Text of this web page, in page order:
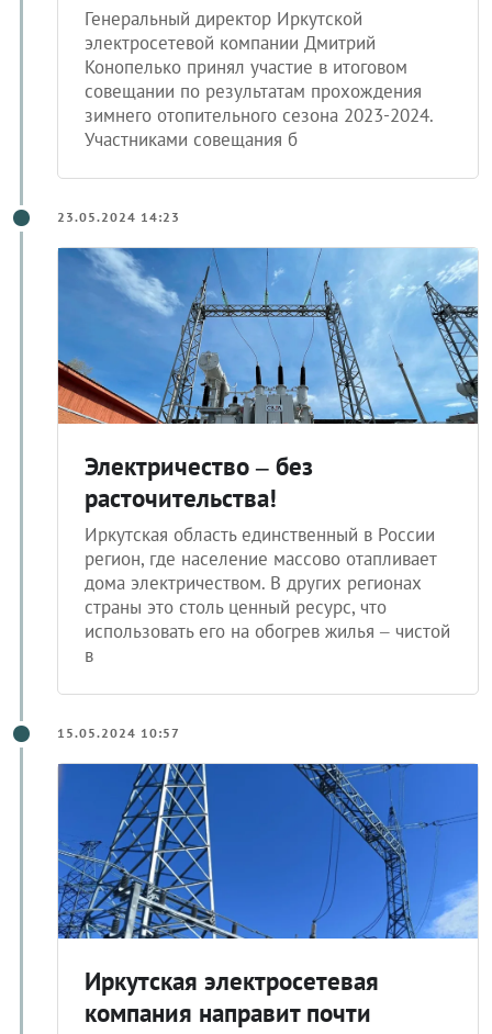
Генеральный директор Иркутской
электросетевой компании Дмитрий
Конопелько принял участие в итоговом
совещании по результатам прохождения
зимнего отопительного сезона 2023-2024.
Участниками совещания б
23.05.2024 14:23
Электричество – без
расточительства!
Иркутская область единственный в России
регион, где население массово отапливает
дома электричеством. В других регионах
страны это столь ценный ресурс, что
использовать его на обогрев жилья – чистой
в
15.05.2024 10:57
Иркутская электросетевая
компания направит почти